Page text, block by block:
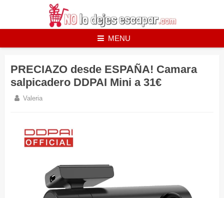
MENU
PRECIAZO desde ESPAÑA! Camara
salpicadero DDPAI Mini a 31€
Valeria